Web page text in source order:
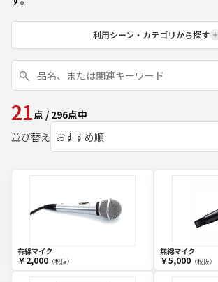
利用シーン・カテゴリから探す
21点 / 296点中
並び替え
有線マイク
￥2,000（税抜）
無線マイク
￥5,000（税抜）